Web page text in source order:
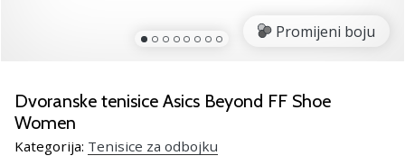
odbojku!
Pogledajte
naš
vodič
Promijeni boju
Dvoranske tenisice Asics Beyond FF Shoe
Women
Kategorija: Tenisice za odbojku